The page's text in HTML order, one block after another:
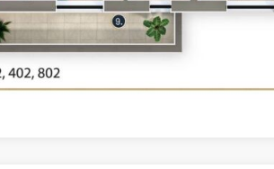
Telefon